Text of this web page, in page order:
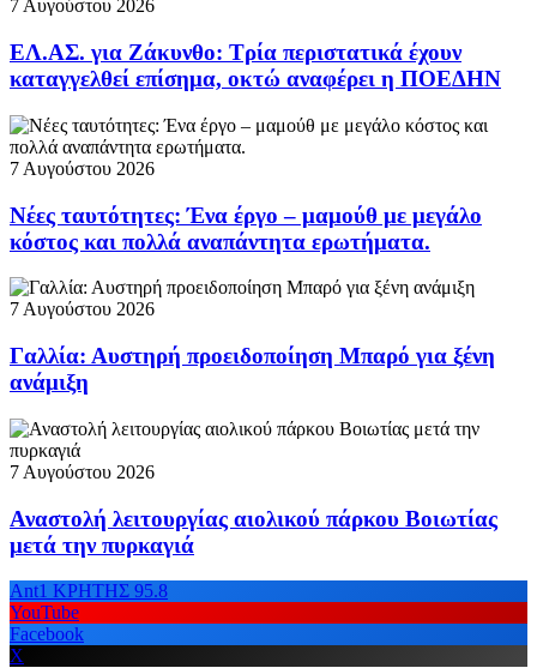
7 Αυγούστου 2026
ΕΛ.ΑΣ. για Ζάκυνθο: Τρία περιστατικά έχουν
καταγγελθεί επίσημα, οκτώ αναφέρει η ΠΟΕΔΗΝ
7 Αυγούστου 2026
Νέες ταυτότητες: Ένα έργο – μαμούθ με μεγάλο
κόστος και πολλά αναπάντητα ερωτήματα.
7 Αυγούστου 2026
Γαλλία: Αυστηρή προειδοποίηση Μπαρό για ξένη
ανάμιξη
7 Αυγούστου 2026
Αναστολή λειτουργίας αιολικού πάρκου Βοιωτίας
μετά την πυρκαγιά
Ant1 ΚΡΗΤΗΣ 95.8
YouTube
Facebook
X